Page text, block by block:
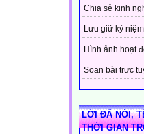
Chia sẻ kinh
Lưu giữ kỷ niệm
Hình ảnh hoạt
Soạn bài trực
LỜI ĐÃ NÓI,
THỜI GIAN